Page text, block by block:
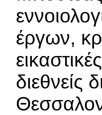
έργων,
διεθνείς